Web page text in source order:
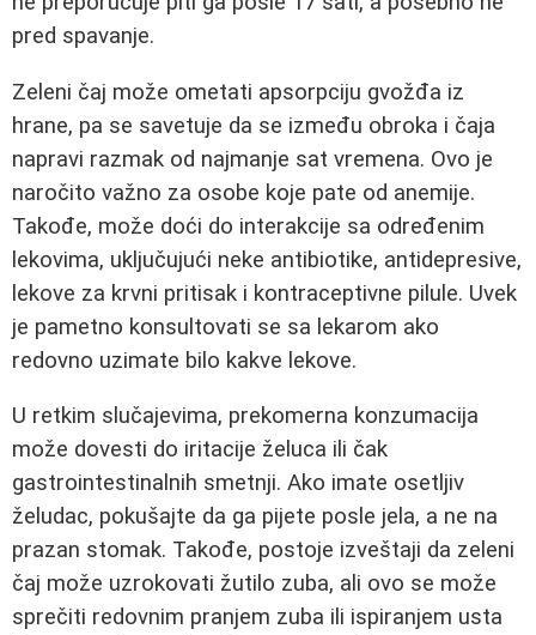
pred spavanje.
Zeleni čaj može ometati apsorpciju gvožđa iz
hrane, pa se savetuje da se između obroka i čaja
napravi razmak od najmanje sat vremena. Ovo je
naročito važno za osobe koje pate od anemije.
Takođe, može doći do interakcije sa određenim
lekovima, uključujući neke antibiotike, antidepresive,
lekove za krvni pritisak i kontraceptivne pilule. Uvek
je pametno konsultovati se sa lekarom ako
redovno uzimate bilo kakve lekove.
U retkim slučajevima, prekomerna konzumacija
može dovesti do iritacije želuca ili čak
gastrointestinalnih smetnji. Ako imate osetljiv
želudac, pokušajte da ga pijete posle jela, a ne na
prazan stomak. Takođe, postoje izveštaji da zeleni
čaj može uzrokovati žutilo zuba, ali ovo se može
sprečiti redovnim pranjem zuba ili ispiranjem usta